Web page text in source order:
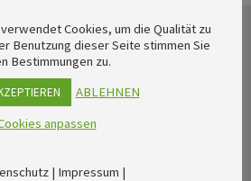
Cookies, um die Qualität zu
Benutzung dieser Seite stimmen Sie
Bestimmungen zu.
ABLEHNEN
anpassen
| Impressum |